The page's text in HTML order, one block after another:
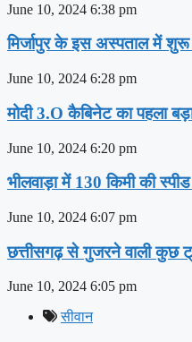
June 10, 2024 6:38 pm
मिर्जापुर के इस अस्पताल में शुरू
June 10, 2024 6:28 pm
मोदी 3.O कैबिनेट का पहला
June 10, 2024 6:20 pm
भीलवाड़ा में 130 किमी की
June 10, 2024 6:07 pm
छत्तीसगढ़ से गुजरने वाली कुछ
June 10, 2024 6:05 pm
सीवान